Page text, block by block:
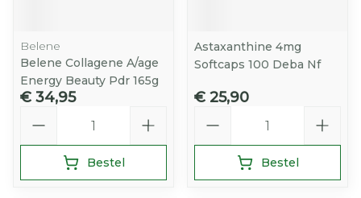
Belene
Belene Collagene A/age
Energy Beauty Pdr 165g
€ 34,95
Bestel
Astaxanthine 4mg
Softcaps 100 Deba Nf
€ 25,90
Bestel